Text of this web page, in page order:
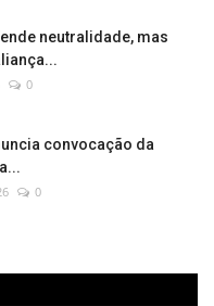
neutralidade, mas
0
convocação da
0